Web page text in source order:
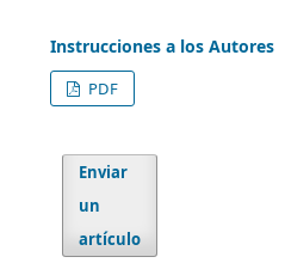
Instrucciones a los Autores
PDF
Enviar
un
artículo